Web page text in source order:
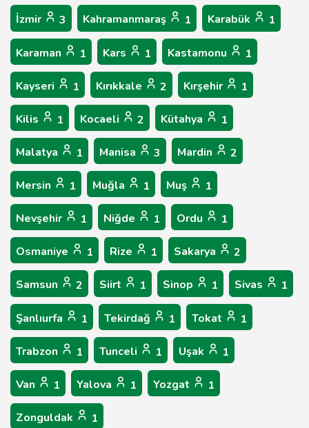
İzmir 3 Kahramanmaraş 1 Karabük 1
Karaman 1 Kars 1 Kastamonu 1
Kayseri 1 Kırıkkale 2 Kırşehir 1
Kilis 1 Kocaeli 2 Kütahya 1
Malatya 1 Manisa 3 Mardin 2
Mersin 1 Muğla 1 Muş 1
Nevşehir 1 Niğde 1 Ordu 1
Osmaniye 1 Rize 1 Sakarya 2
Samsun 2 Siirt 1 Sinop 1 Sivas 1
Şanlıurfa 1 Tekirdağ 1 Tokat 1
Trabzon 1 Tunceli 1 Uşak 1
Van 1 Yalova 1 Yozgat 1
Zonguldak 1